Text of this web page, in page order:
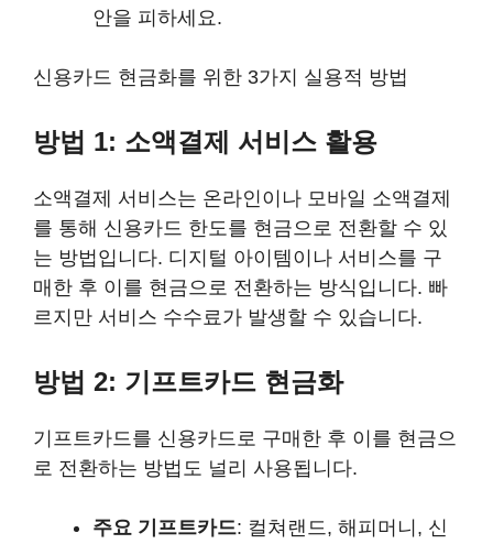
안을 피하세요.
신용카드 현금화를 위한 3가지 실용적 방법
방법 1: 소액결제 서비스 활용
소액결제 서비스는 온라인이나 모바일 소액결제
를 통해 신용카드 한도를 현금으로 전환할 수 있
는 방법입니다. 디지털 아이템이나 서비스를 구
매한 후 이를 현금으로 전환하는 방식입니다. 빠
르지만 서비스 수수료가 발생할 수 있습니다.
방법 2: 기프트카드 현금화
기프트카드를 신용카드로 구매한 후 이를 현금으
로 전환하는 방법도 널리 사용됩니다.
주요 기프트카드: 컬쳐랜드, 해피머니, 신